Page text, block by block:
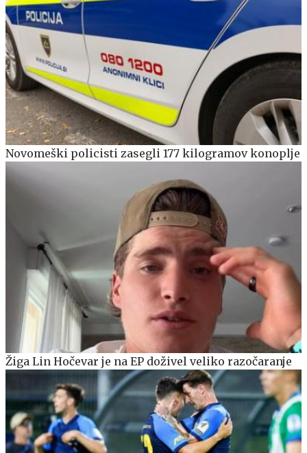
Novomeški policisti zasegli 177 kilogramov konoplje
Žiga Lin Hočevar je na EP doživel veliko razočaranje